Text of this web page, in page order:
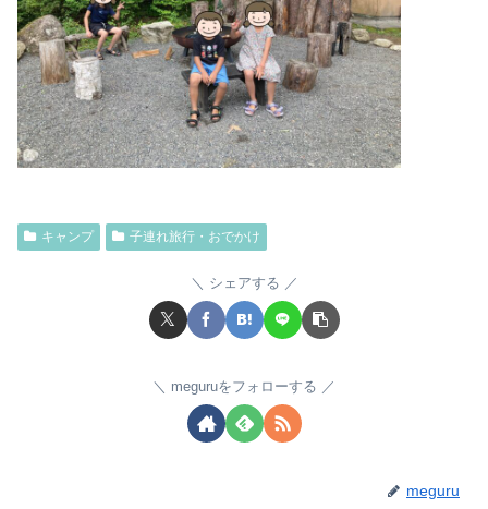
キャンプ 子連れ旅行・おでかけ
シェアする
meguruをフォローする
meguru